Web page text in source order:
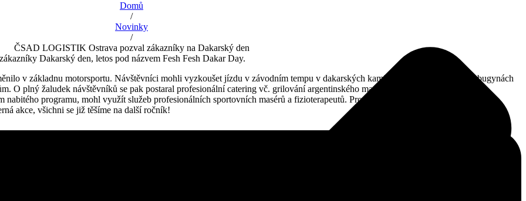
Domů
/
Novinky
/
ČSAD LOGISTIK Ostrava pozval zákazníky na Dakarský den
Dakarský den, letos pod názvem Fesh Fesh Dakar Day.
v základnu motorsportu. Návštěvníci mohli vyzkoušet jízdu v závodním tempu v dakarských kamionech, osobních autech, bugynách
O plný žaludek návštěvníků se pak postaral profesionální catering vč. grilování argentinského masa spojeného s ochutnávkou
programu, mohl využít služeb profesionálních sportovních masérů a fizioterapeutů. Pro všechny, kteří mohli zůstat až do
akce, všichni se již těšíme na další ročník!